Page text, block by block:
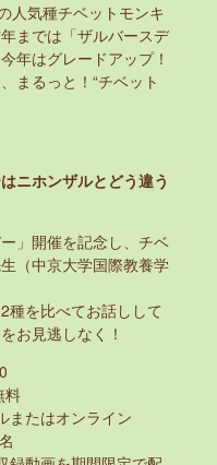
人気種チベットモンキ
までは「ザルバースデ
年はグレードアップ！
まるっと！“チベット
ニホンザルとどう違う
」開催を記念し、チベ
（中京大学国際教養学
種を比べてお話しして
お見逃しなく！
料
たはオンライン